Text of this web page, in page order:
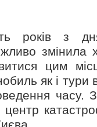
років з
змінила
цим
як і
часу.